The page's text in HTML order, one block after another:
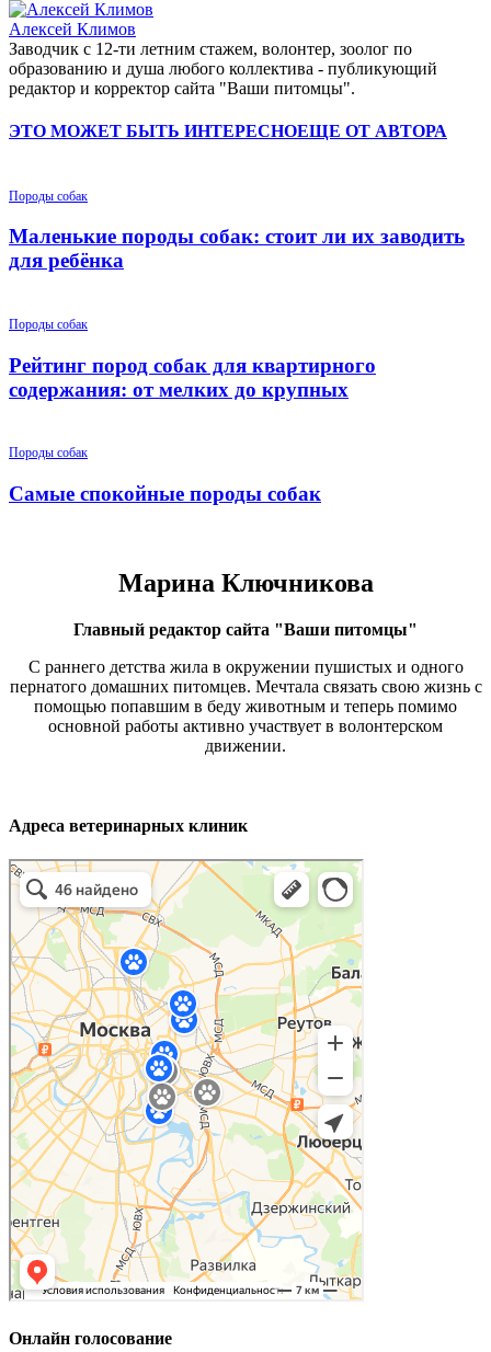
Алексей Климов
Заводчик c 12-ти летним стажем, волонтер, зоолог по
образованию и душа любого коллектива - публикующий
редактор и корректор сайта "Ваши питомцы".
ЭТО МОЖЕТ БЫТЬ ИНТЕРЕСНОЕЩЕ ОТ АВТОРА
Породы собак
Маленькие породы собак: стоит ли их заводить
для ребёнка
Породы собак
Рейтинг пород собак для квартирного
содержания: от мелких до крупных
Породы собак
Самые спокойные породы собак
Марина Ключникова
Главный редактор сайта "Ваши питомцы"
С раннего детства жила в окружении пушистых и одного
пернатого домашних питомцев. Мечтала связать свою жизнь с
помощью попавшим в беду животным и теперь помимо
основной работы активно участвует в волонтерском
движении.
Адреса ветеринарных клиник
Онлайн голосование